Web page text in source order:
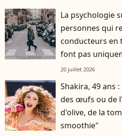
La psychologie
personnes qui
conducteurs en
font pas
20 juillet 2026
Shakira, 49 ans
des œufs ou de
d'olive, de la
smoothie"